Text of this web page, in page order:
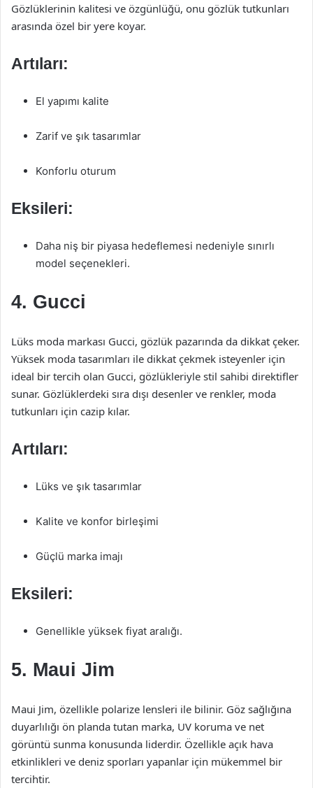
Gözlüklerinin kalitesi ve özgünlüğü, onu gözlük tutkunları
arasında özel bir yere koyar.
Artıları:
El yapımı kalite
Zarif ve şık tasarımlar
Konforlu oturum
Eksileri:
Daha niş bir piyasa hedeflemesi nedeniyle sınırlı
model seçenekleri.
4. Gucci
Lüks moda markası Gucci, gözlük pazarında da dikkat çeker.
Yüksek moda tasarımları ile dikkat çekmek isteyenler için
ideal bir tercih olan Gucci, gözlükleriyle stil sahibi direktifler
sunar. Gözlüklerdeki sıra dışı desenler ve renkler, moda
tutkunları için cazip kılar.
Artıları:
Lüks ve şık tasarımlar
Kalite ve konfor birleşimi
Güçlü marka imajı
Eksileri:
Genellikle yüksek fiyat aralığı.
5. Maui Jim
Maui Jim, özellikle polarize lensleri ile bilinir. Göz sağlığına
duyarlılığı ön planda tutan marka, UV koruma ve net
görüntü sunma konusunda liderdir. Özellikle açık hava
etkinlikleri ve deniz sporları yapanlar için mükemmel bir
tercihtir.